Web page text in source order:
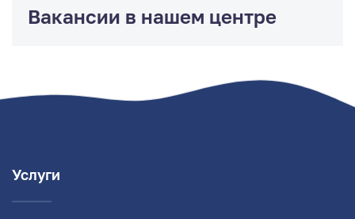
Вакансии в нашем центре
Услуги